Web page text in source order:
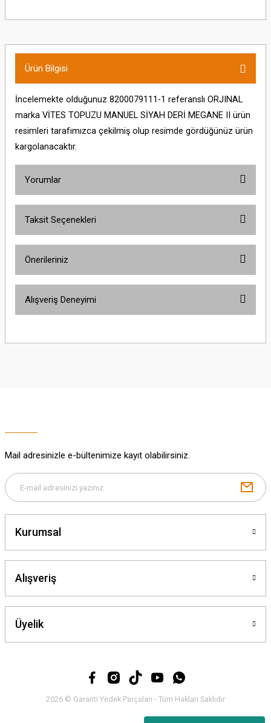
Ürün Bilgisi
İncelemekte olduğunuz 8200079111-1 referanslı ORJINAL
marka VİTES TOPUZU MANUEL SİYAH DERİ MEGANE II ürün
resimleri tarafımızca çekilmiş olup resimde gördüğünüz ürün
kargolanacaktır.
Yorumlar
Taksit Seçenekleri
Önerileriniz
yetersiz gördüğünüz noktaları öneri formunu kullanarak tarafımıza
Gönder
Alışveriş Deneyimi
Mail adresinizle e-bültenimize kayıt olabilirsiniz.
Kurumsal
Alışveriş
Üyelik
2026 © Garanti Yedek Parçaları - Tüm Hakları Saklıdır